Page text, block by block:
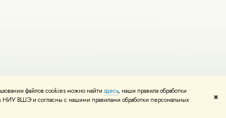
файлов cookies можно найти здесь, наши правила обработки
НИУ ВШЭ и согласны с нашими правилами обработки персональных
✖
Редактору
Карта сайта